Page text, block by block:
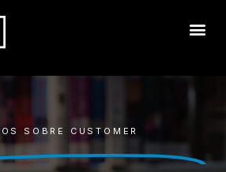
SOBRE CUSTOMER